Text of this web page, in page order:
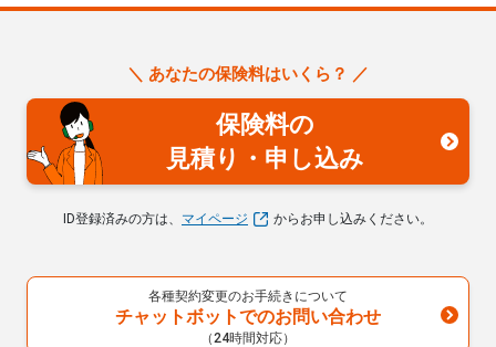
＼ あなたの保険料はいくら？ ／
保険料の
見積り・申し込み
ID登録済みの方は、 マイページ からお申し込みください。
各種契約変更のお手続きについて
チャットボットでのお問い合わせ
（24時間対応）